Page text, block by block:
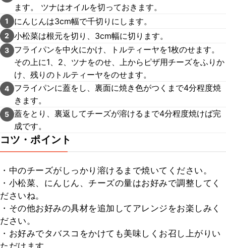
ます。 ツナはオイルを切っておきます。
1 にんじんは3cm幅で千切りにします。
2 小松菜は根元を切り、3cm幅に切ります。
3
フライパンを中火にかけ、トルティーヤを1枚のせます。
その上に1、2、ツナをのせ、上からピザ用チーズをふりか
け、残りのトルティーヤをのせます。
4
フライパンに蓋をし、裏面に焼き色がつくまで4分程度焼
きます。
5 蓋をとり、裏返してチーズが溶けるまで4分程度焼けば完
成です。
コツ・ポイント
・中のチーズがしっかり溶けるまで焼いてください。
・小松菜、にんじん、チーズの量はお好みで調整してく
ださいね。
・その他お好みの具材を追加してアレンジをお楽しみく
ださい。
・お好みでタバスコをかけても美味しくお召し上がりい
ただけます。